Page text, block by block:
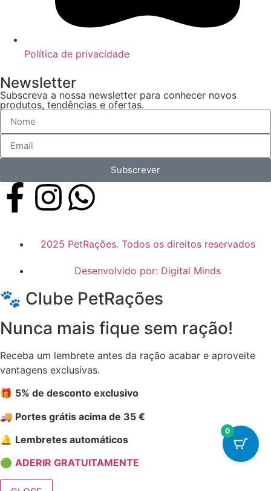
Política de privacidade
Newsletter
Subscreva a nossa newsletter para conhecer novos
produtos, tendências e ofertas.
Subscrever
2025 PetRações. Todos os direitos reservados
Desenvolvido por: Digital Minds
🐾 Clube PetRações
Nunca mais fique sem ração!
Receba um lembrete antes da ração acabar e aproveite
vantagens exclusivas.
🎁 5% de desconto exclusivo
🚚 Portes grátis acima de 35 €
🔔 Lembretes automáticos
🟢 ADERIR GRATUITAMENTE
0